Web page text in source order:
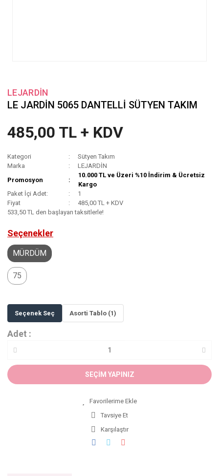
LEJARDİN
LE JARDİN 5065 DANTELLİ SÜTYEN TAKIM
485,00 TL + KDV
Kategori
Sütyen Takım
Marka
LEJARDİN
Promosyon
10.000 TL ve Üzeri %10 İndirim & Ücretsiz
Kargo
Paket İçi Adet:
1
Fiyat
485,00 TL + KDV
533,50 TL den başlayan taksitlerle!
Seçenekler
MÜRDÜM
75
Seçenek Seç Asorti Tablo (1)
Adet :
SEÇİM YAPINIZ
Tavsiye Et
Karşılaştır